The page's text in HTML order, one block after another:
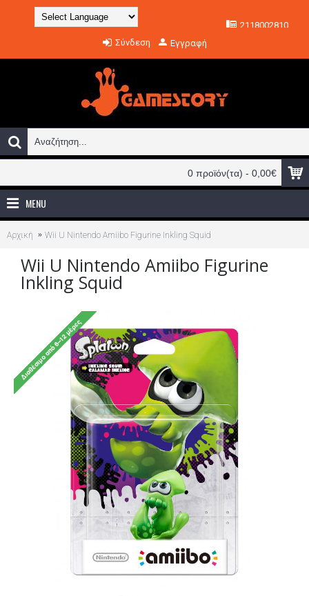
Translate
2118002810
Σύνδεση
Εγγραφή
0 προϊόν(τα) - 0,00€
MENU
Αρχική Wii U Nintendo Amiibo Figurine Inkling Squid
Wii U Nintendo Amiibo Figurine
Inkling Squid